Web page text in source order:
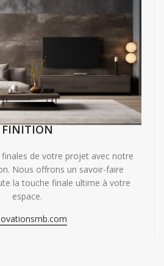
FINITION
de votre projet avec notre
Nous offrons un savoir-faire
la touche finale ultime à votre
espace.